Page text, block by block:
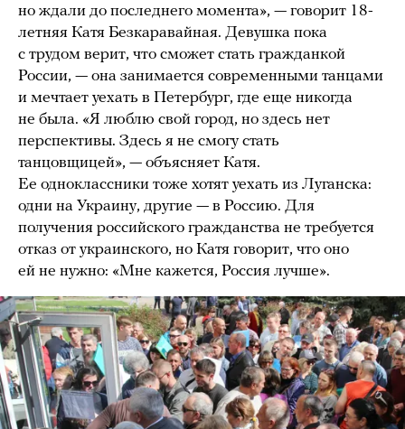
но ждали до последнего момента», — говорит 18-
летняя Катя Безкаравайная. Девушка пока
с трудом верит, что сможет стать гражданкой
России, — она занимается современными танцами
и мечтает уехать в Петербург, где еще никогда
не была. «Я люблю свой город, но здесь нет
перспективы. Здесь я не смогу стать
танцовщицей», — объясняет Катя.
Ее одноклассники тоже хотят уехать из Луганска:
одни на Украину, другие — в Россию. Для
получения российского гражданства не требуется
отказ от украинского, но Катя говорит, что оно
ей не нужно: «Мне кажется, Россия лучше».